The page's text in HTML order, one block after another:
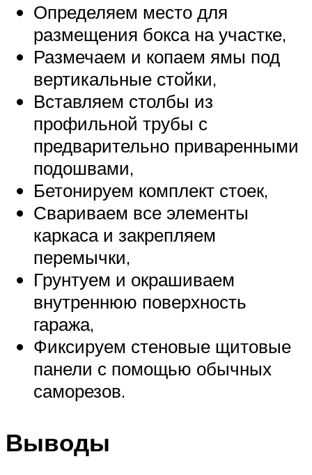
Определяем место для
размещения бокса на участке,
Размечаем и копаем ямы под
вертикальные стойки,
Вставляем столбы из
профильной трубы с
предварительно приваренными
подошвами,
Бетонируем комплект стоек,
Свариваем все элементы
каркаса и закрепляем
перемычки,
Грунтуем и окрашиваем
внутреннюю поверхность
гаража,
Фиксируем стеновые щитовые
панели с помощью обычных
саморезов.
Выводы